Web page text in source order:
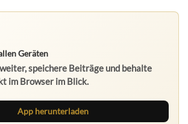
Geräten
speichere Beiträge und behalte
im Browser im Blick.
App herunterladen